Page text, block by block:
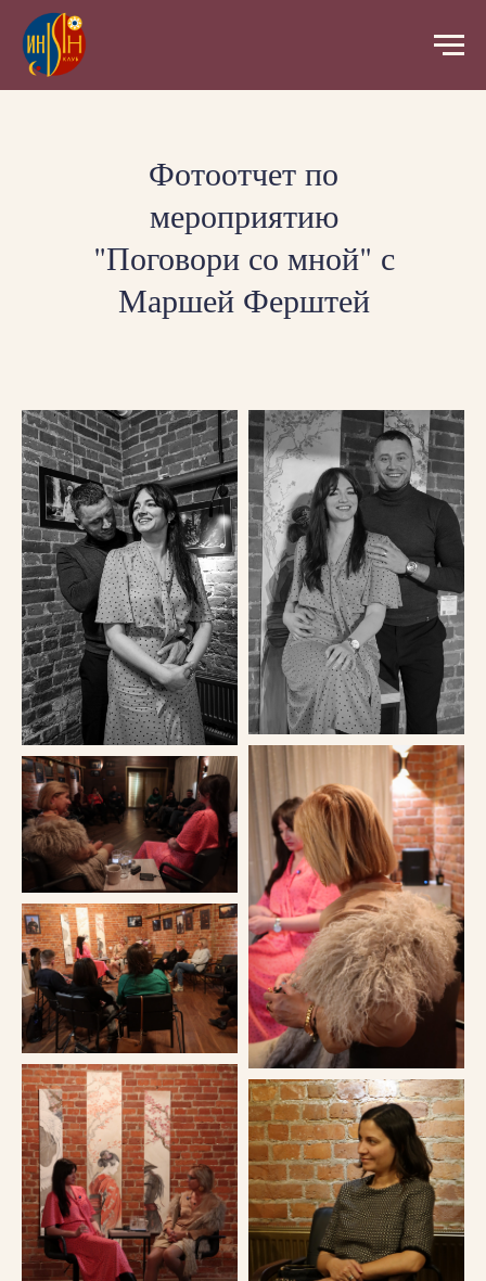
Фотоотчет по
мероприятию
"Поговори со мной" с
Маршей Ферштей